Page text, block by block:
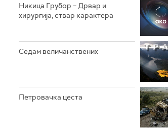
Никица Грубор – Дрвар и
хирургија, ствар карактера
Седам величанствених
Петровачка цеста